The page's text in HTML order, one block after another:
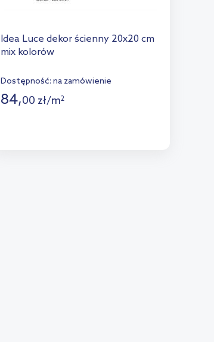
Idea Luce dekor ścienny 20x20 cm
mix kolorów
Dostępność: na zamówienie
84,00 zł/m2